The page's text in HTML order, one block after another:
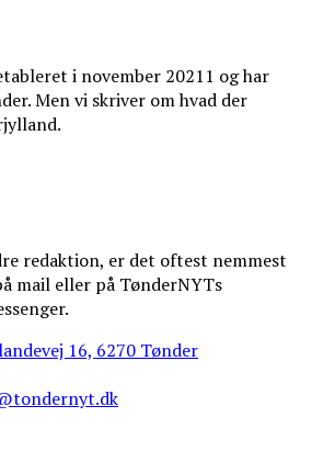
i november 20211 og har
Men vi skriver om hvad der
redaktion, er det oftest nemmest
mail eller på TønderNYTs
16, 6270 Tønder